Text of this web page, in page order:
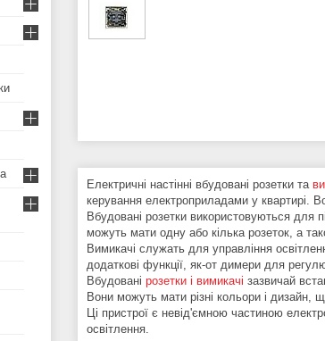
Електричні настінні вбудовані розетки та
керування електроприладами у квартирі.
Вбудовані розетки використовуються для
можуть мати одну або кілька розеток, а
Вимикачі служать для управління
додаткові функції, як-от димери для
Вбудовані розетки і вимикачі зазвичай
Вони можуть мати різні кольори і дизайн,
Ці пристрої є невід'ємною частиною
освітлення.